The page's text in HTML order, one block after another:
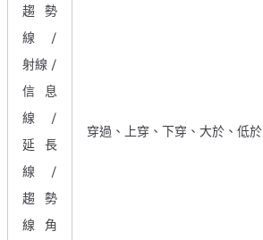
趨勢
線 /
射線 /
信息
線 /
延長
線 /
趨勢
線角
穿過、上穿、下穿、大於、低於